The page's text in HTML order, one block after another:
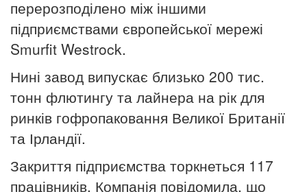
перерозподілено між іншими
підприємствами європейської мережі
Smurfit Westrock.
Нині завод випускає близько 200 тис.
тонн флютингу та лайнера на рік для
ринків гофропаковання Великої Британії
та Ірландії.
Закриття підприємства торкнеться 117
працівників. Компанія повідомила, що